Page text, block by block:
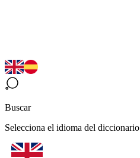
Buscar
Selecciona el idioma del diccionario